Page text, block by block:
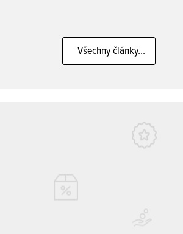
Všechny články...